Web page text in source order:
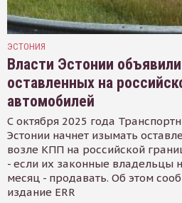
ЭСТОНИЯ
Власти Эстонии
оставленных на
автомобилей
С октября 2025 года
Эстонии начнет изымать
возле КПП на российской
- если их законные владельцы
месяц - продавать. Об этом
издание ERR